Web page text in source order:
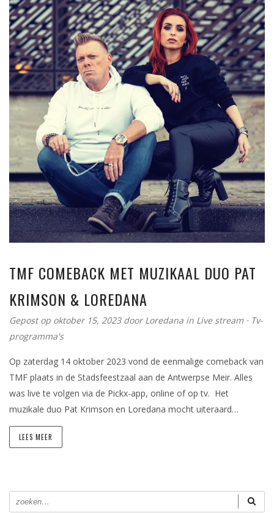
TMF COMEBACK MET MUZIKAAL DUO PAT
KRIMSON & LOREDANA
Gepost op oktober 15, 2023 door Loredana in Live stream ⋅ Tv-
programma's
Op zaterdag 14 oktober 2023 vond de eenmalige comeback van
TMF plaats in de Stadsfeestzaal aan de Antwerpse Meir. Alles
was live te volgen via de Pickx-app, online of op tv. Het
muzikale duo Pat Krimson en Loredana mocht uiteraard…
LEES MEER